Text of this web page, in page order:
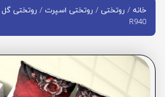
خانه / روتختی / روتختی اسپرت / روتختی گل
R940